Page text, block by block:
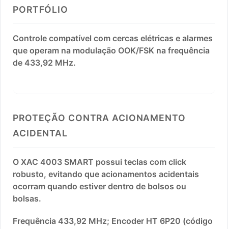
PORTFÓLIO
Controle compatível com cercas elétricas e alarmes
que operam na modulação OOK/FSK na frequência
de 433,92 MHz.
PROTEÇÃO CONTRA ACIONAMENTO
ACIDENTAL
O XAC 4003 SMART possui teclas com click
robusto, evitando que acionamentos acidentais
ocorram quando estiver dentro de bolsos ou
bolsas.
Frequência 433,92 MHz; Encoder HT 6P20 (código